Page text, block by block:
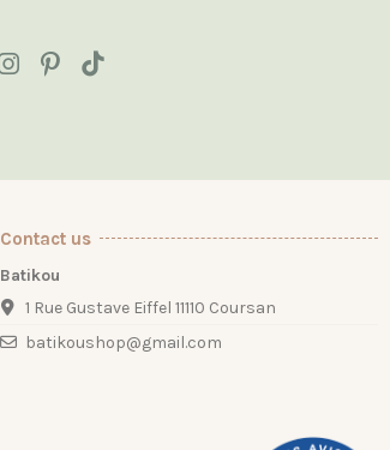
Contact us
Batikou
1 Rue Gustave Eiffel 11110 Coursan
batikoushop@gmail.com